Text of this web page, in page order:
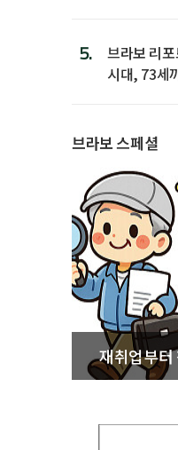
5.
브라보 리포
시대, 73세
브라보 스페셜
재취업부터